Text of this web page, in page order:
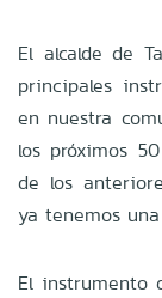
El alcalde de
principales
en nuestra
los próximos
de los
ya tenemos
El instrumento